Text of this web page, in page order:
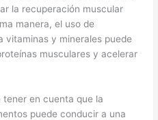
la recuperación muscular
manera, el uso de
vitaminas y minerales puede
musculares y acelerar
tener en cuenta que la
puede conducir a una